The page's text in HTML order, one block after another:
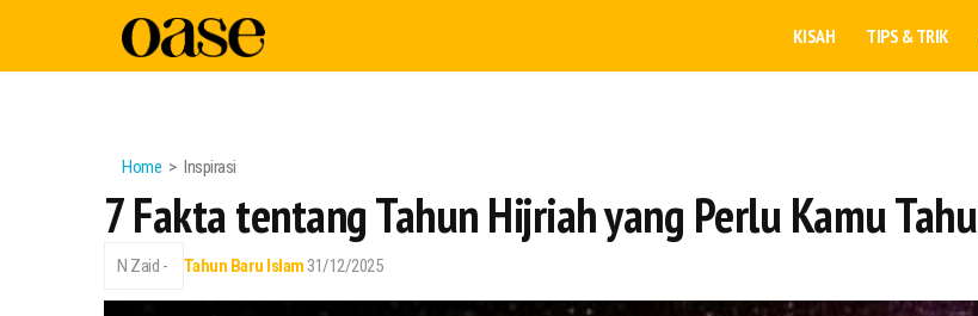
KISAH TIPS & TRIK
Home Inspirasi
7 Fakta tentang Tahun Hijriah yang Perlu Kamu Tahu
N Zaid - Tahun Baru Islam 31/12/2025